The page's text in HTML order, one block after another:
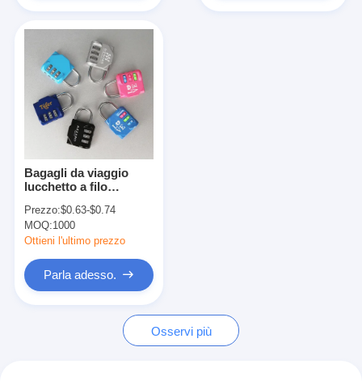
Chiusure tubolari
Serratura intelligente dell'armadietto
Serrature di porta scorrevole in metallo
Rubinetto dell'acqua intelligente
articoli sanitari del bagno
Dispositivi di doccia per bagno
Set per gabinetti da bagno
Maniglie e manopole dei mobili
Bagagli da viaggio
lucchetto a filo
lucchetto a cavo cuore
Prezzo:$0.63-$0.74
MOQ:1000
Ottieni l'ultimo prezzo
Parla adesso.
Osservi più